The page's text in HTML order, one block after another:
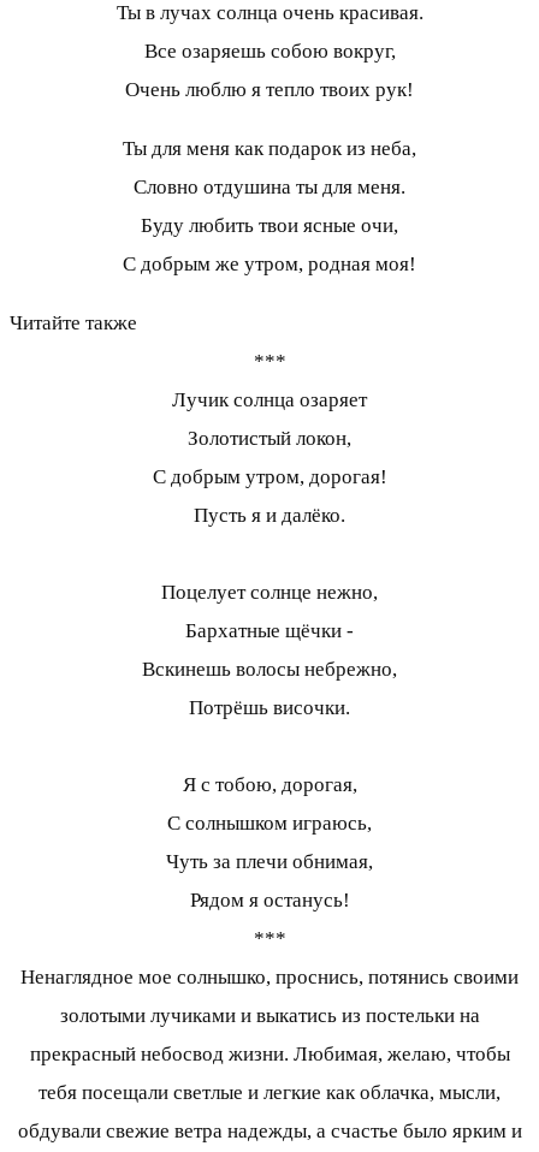
Ты в лучах солнца очень красивая.
Все озаряешь собою вокруг,
Очень люблю я тепло твоих рук!
Ты для меня как подарок из неба,
Словно отдушина ты для меня.
Буду любить твои ясные очи,
С добрым же утром, родная моя!
Читайте также
***
Лучик солнца озаряет
Золотистый локон,
С добрым утром, дорогая!
Пусть я и далёко.
Поцелует солнце нежно,
Бархатные щёчки -
Вскинешь волосы небрежно,
Потрёшь височки.
Я с тобою, дорогая,
С солнышком играюсь,
Чуть за плечи обнимая,
Рядом я останусь!
***
Ненаглядное мое солнышко, проснись, потянись своими
золотыми лучиками и выкатись из постельки на
прекрасный небосвод жизни. Любимая, желаю, чтобы
тебя посещали светлые и легкие как облачка, мысли,
обдували свежие ветра надежды, а счастье было ярким и